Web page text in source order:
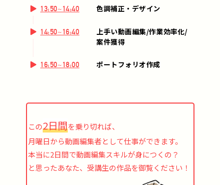
13:50~14:40 色調補正・デザイン
14:50~16:40
上手い動画編集/作業効率化/
案件獲得
16:50~18:00 ポートフォリオ作成
この2日間を乗り切れば、
月曜日から動画編集者として仕事ができます。
本当に2日間で動画編集スキルが身につくの？
と思ったあなた、受講生の作品を御覧ください！